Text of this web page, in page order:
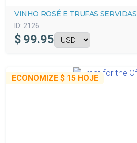
VINHO ROSÉ E TRUFAS SERVIDAS
ID: 2126
$ 99.95
ECONOMIZE $ 15 HOJE